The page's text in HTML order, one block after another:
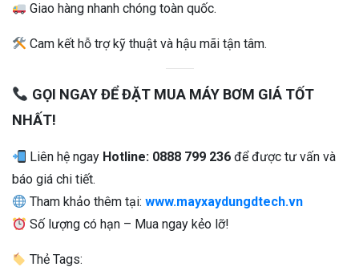
Giao hàng nhanh chóng toàn quốc.
Cam kết hỗ trợ kỹ thuật và hậu mãi tận tâm.
GỌI NGAY ĐỂ ĐẶT MUA MÁY BƠM GIÁ TỐT
NHẤT!
Liên hệ ngay Hotline: 0888 799 236 để được tư vấn và
báo giá chi tiết.
Tham khảo thêm tại:www.mayxaydungdtech.vn
Số lượng có hạn – Mua ngay kẻo lỡ!
Thẻ Tags: